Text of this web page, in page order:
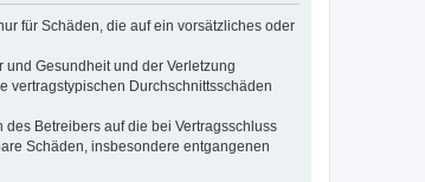
für Schäden, die auf ein vorsätzliches oder
Gesundheit und der Verletzung
vertragstypischen Durchschnittsschäden
Betreibers auf die bei Vertragsschluss
Schäden, insbesondere entgangenen